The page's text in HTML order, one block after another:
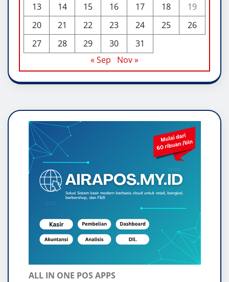
13
14 15 16 17 18
19
20
21 22 23 24 25
26
27
28 29 30
31
« Sep
Nov »
ALL IN ONE POS APPS